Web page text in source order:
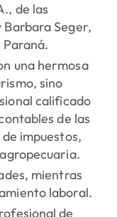
de las
Barbara Seger,
una hermosa
sino
calificado
de las
impuestos,
mientras
laboral.
de